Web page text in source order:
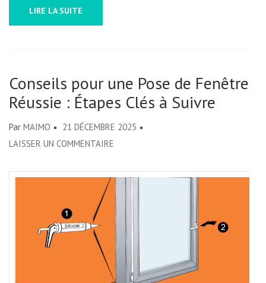
LIRE LA SUITE
Conseils pour une Pose de Fenêtre
Réussie : Étapes Clés à Suivre
Par MAIMO
21 DÉCEMBRE 2025
LAISSER UN COMMENTAIRE
POUR
UNE
DE
FENÊTRE
RÉUSSIE
: